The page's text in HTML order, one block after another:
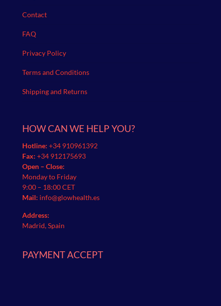
Contact
FAQ
Privacy Policy
Terms and Conditions
Shipping and Returns
HOW CAN WE HELP YOU?
Hotline: +34 910961392
Fax: +34 912175693
Open – Close:
Monday to Friday
9:00 – 18:00 CET
Mail: info@glowhealth.es
Address:
Madrid, Spain
PAYMENT ACCEPT